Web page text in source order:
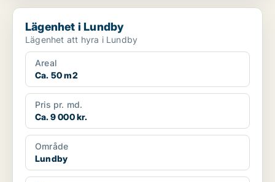
Lägenhet i Lundby
Lägenhet i Lundby
Lägenhet att hyra i Lundby
Areal
Ca. 50 m2
Pris pr. md.
Ca. 9 000 kr.
Område
Lundby